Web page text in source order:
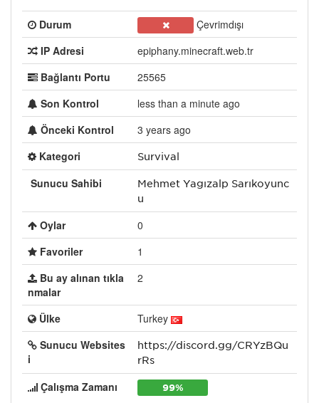
Durum
Çevrimdışı
IP Adresi
epiphany.minecraft.web.tr
Bağlantı Portu
25565
Son Kontrol
less than a minute ago
Önceki Kontrol
3 years ago
Kategori
Survival
Sunucu Sahibi
Mehmet Yağızalp Sarıkoyunc
u
Oylar
0
Favoriler
1
Bu ay alınan tıkla
nmalar
2
Ülke
Turkey
Sunucu Websites
i
https://discord.gg/CRYzBQu
rRs
Çalışma Zamanı 99%